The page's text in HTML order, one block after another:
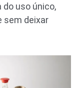
uso único,
sem deixar